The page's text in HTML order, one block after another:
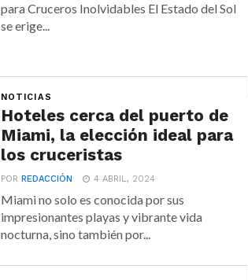
para Cruceros Inolvidables El Estado del Sol
se erige...
NOTICIAS
Hoteles cerca del puerto de
Miami, la elección ideal para
los cruceristas
PORREDACCIÓN 4 ABRIL, 2024
Miami no solo es conocida por sus
impresionantes playas y vibrante vida
nocturna, sino también por...